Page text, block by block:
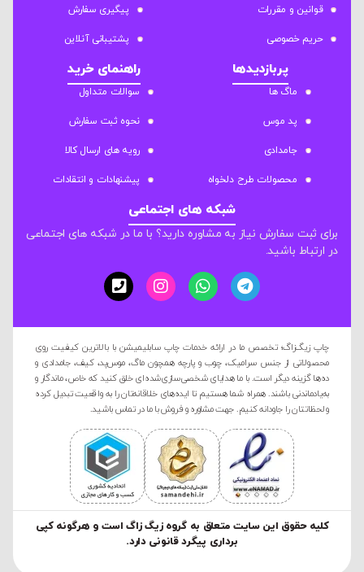
قوانین و مقررات
حریم خصوصی
پیگیری سفارش
پشتیبانی آنلاین
پربازدیدها
ماگ ها
پد موس
جامدادی
محصولات طرح دلخواه
راهنمای خرید
سوالات متداول
نحوه ثبت سفارش
رویه های ارسال کالا
پیشنهادات و انتقادات
شبکه های اجتماعی
برای ثبت سفارش نیاز به مشاوره دارید؟ با ما در شبکه های اجتماعی
در ارتباط باشید.
چاپ زیگ‌زاگ؛ تخصص ما در ارائه خدمات چاپ سابلیمیشن با بالاترین کیفیت روی
محصولاتی از جنس سرامیک، چوب و پارچه همچون ماگ، موس‌پد، کیف، جامدادی و
ده‌ها گزینه دیگر است. با ما هدایای شخصی‌سازی‌شده‌ای خلق کنید که خاص، ماندگار و
به‌یادماندنی باشند. همراه شما هستیم تا ایده‌های خلاقانه‌تان را به واقعیت تبدیل کرده
و لحظاتتان را جاودانه کنیم. جهت مشاوره و فروش با ما در تماس باشید.
کليه حقوق این سایت متعلق به گروه زیگ زاگ است و هرگونه کپی
برداری پیگرد قانونی دارد.